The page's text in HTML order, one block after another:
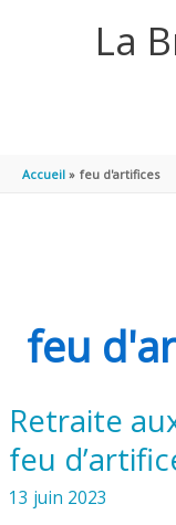
La
Accueil feu d'artifices
feu
Retraite
feu
13 juin 2023